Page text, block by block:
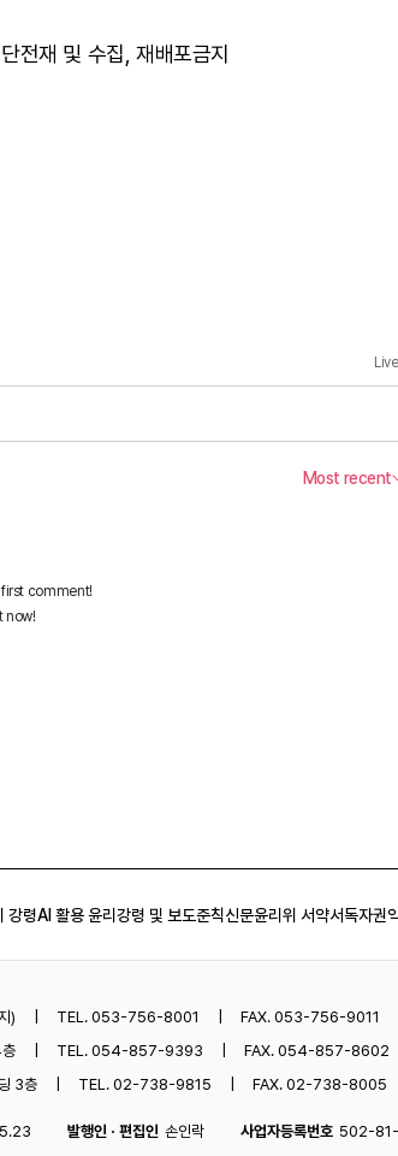
재 및 수집, 재배포금지
강령AI 활용 윤리강령 및 보도준칙신문윤리위 서약서독자권
) TEL. 053-756-8001
FAX. 053-756-9011
TEL. 054-857-9393
FAX. 054-857-8602
3층 TEL. 02-738-9815 FAX. 02-738-8005
발행인 · 편집인 손인락 사업자등록번호 502-